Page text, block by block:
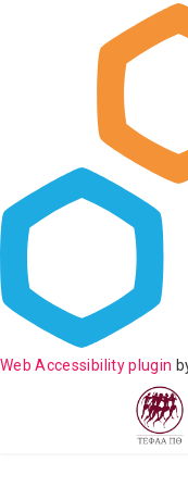
Web Accessibility plugin